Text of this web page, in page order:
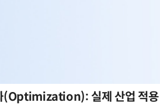
AI 핀옵스 실전 세미나